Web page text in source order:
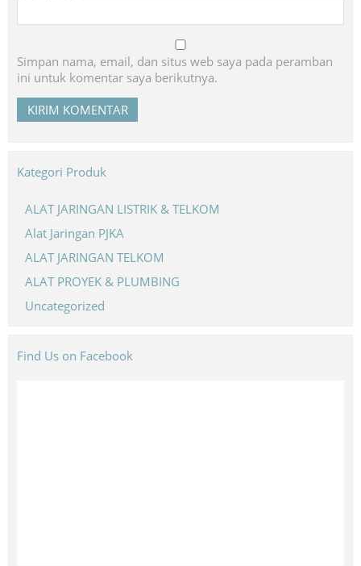
Simpan nama, email, dan situs web saya pada peramban
ini untuk komentar saya berikutnya.
Kategori Produk
ALAT JARINGAN LISTRIK & TELKOM
Alat Jaringan PJKA
ALAT JARINGAN TELKOM
ALAT PROYEK & PLUMBING
Uncategorized
Find Us on Facebook